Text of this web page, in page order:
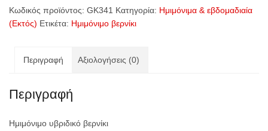
Κωδικός προϊόντος: GK341 Κατηγορία: Ημιμόνιμα & εβδομαδιαία
(Εκτός) Ετικέτα: Ημιμόνιμο βερνίκι
Περιγραφή Αξιολογήσεις (0)
Περιγραφή
Ημιμόνιμο υβριδικό βερνίκι